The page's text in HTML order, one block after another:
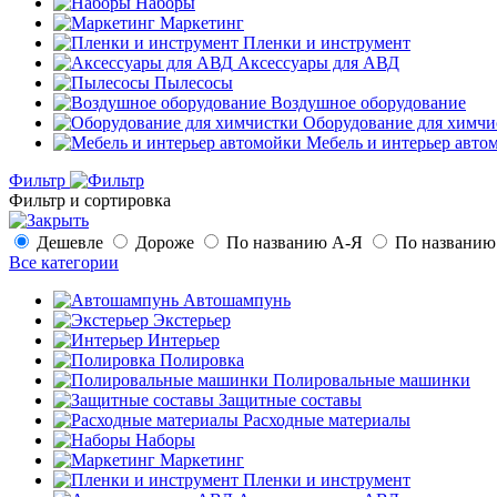
Маркетинг
Пленки и инструмент
Аксессуары для АВД
Пылесосы
Воздушное оборудование
Оборудование для
Мебель и интерьер
Фильтр
Фильтр и сортировка
Дешевле Дороже По названию А-Я
По
Все категории
Автошампунь
Экстерьер
Интерьер
Полировка
Полировальные машинки
Защитные составы
Расходные материалы
Наборы
Маркетинг
Пленки и инструмент